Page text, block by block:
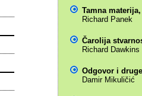
Tamna
Richard Panek
Čarolija
Richard Dawkins
Odgovor i
Damir Mikuličić